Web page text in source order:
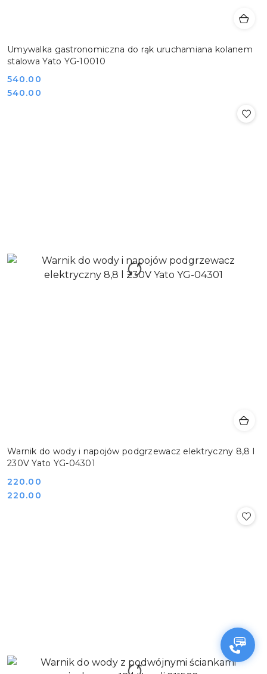
Umywalka gastronomiczna do rąk uruchamiana kolanem
stalowa Yato YG-10010
Cena:
540.00
Cena:
540.00
Warnik do wody i napojów podgrzewacz elektryczny 8,8 l
230V Yato YG-04301
Cena:
220.00
Cena:
220.00